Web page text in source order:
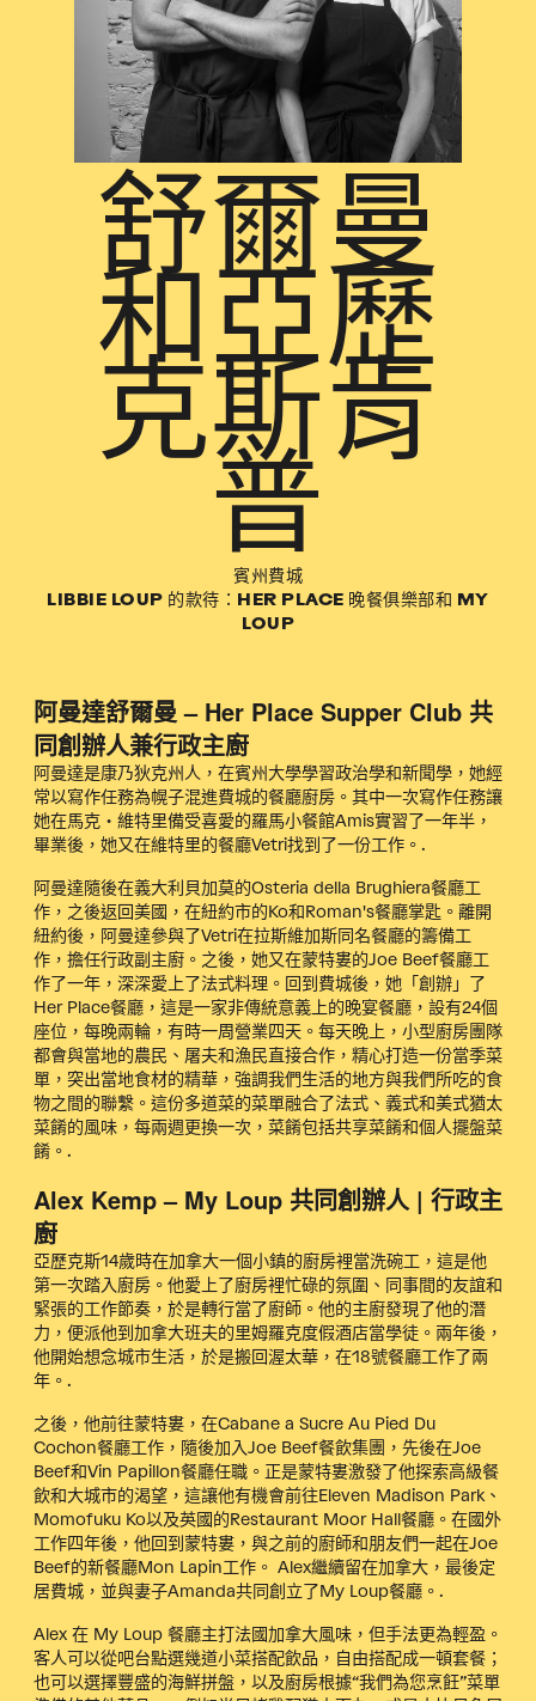
舒爾曼
和亞歷
克斯肯
普
賓州費城
LIBBIE LOUP 的款待：HER PLACE 晚餐俱樂部和 MY
LOUP
阿曼達舒爾曼 – Her Place Supper Club 共
同創辦人兼行政主廚
阿曼達是康乃狄克州人，在賓州大學學習政治學和新聞學，她經
常以寫作任務為幌子混進費城的餐廳廚房。其中一次寫作任務讓
她在馬克‧維特里備受喜愛的羅馬小餐館Amis實習了一年半，
畢業後，她又在維特里的餐廳Vetri找到了一份工作。.
阿曼達隨後在義大利貝加莫的Osteria della Brughiera餐廳工
作，之後返回美國，在紐約市的Ko和Roman's餐廳掌匙。離開
紐約後，阿曼達參與了Vetri在拉斯維加斯同名餐廳的籌備工
作，擔任行政副主廚。之後，她又在蒙特婁的Joe Beef餐廳工
作了一年，深深愛上了法式料理。回到費城後，她「創辦」了
Her Place餐廳，這是一家非傳統意義上的晚宴餐廳，設有24個
座位，每晚兩輪，有時一周營業四天。每天晚上，小型廚房團隊
都會與當地的農民、屠夫和漁民直接合作，精心打造一份當季菜
單，突出當地食材的精華，強調我們生活的地方與我們所吃的食
物之間的聯繫。這份多道菜的菜單融合了法式、義式和美式猶太
菜餚的風味，每兩週更換一次，菜餚包括共享菜餚和個人擺盤菜
餚。.
Alex Kemp – My Loup 共同創辦人 | 行政主
廚
亞歷克斯14歲時在加拿大一個小鎮的廚房裡當洗碗工，這是他
第一次踏入廚房。他愛上了廚房裡忙碌的氛圍、同事間的友誼和
緊張的工作節奏，於是轉行當了廚師。他的主廚發現了他的潛
力，便派他到加拿大班夫的里姆羅克度假酒店當學徒。兩年後，
他開始想念城市生活，於是搬回渥太華，在18號餐廳工作了兩
年。.
之後，他前往蒙特婁，在Cabane a Sucre Au Pied Du
Cochon餐廳工作，隨後加入Joe Beef餐飲集團，先後在Joe
Beef和Vin Papillon餐廳任職。正是蒙特婁激發了他探索高級餐
飲和大城市的渴望，這讓他有機會前往Eleven Madison Park、
Momofuku Ko以及英國的Restaurant Moor Hall餐廳。在國外
工作四年後，他回到蒙特婁，與之前的廚師和朋友們一起在Joe
Beef的新餐廳Mon Lapin工作。 Alex繼續留在加拿大，最後定
居費城，並與妻子Amanda共同創立了My Loup餐廳。.
Alex 在 My Loup 餐廳主打法國加拿大風味，但手法更為輕盈。
客人可以從吧台點選幾道小菜搭配飲品，自由搭配成一頓套餐；
也可以選擇豐盛的海鮮拼盤，以及廚房根據“我們為您烹飪”菜單